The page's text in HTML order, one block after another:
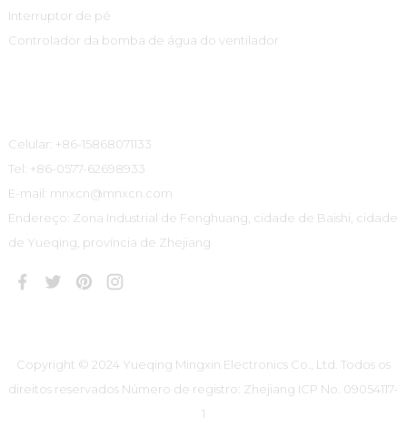
Interruptor de pé
Controlador da bomba de água do ventilador
Celular: +86-15868071133
Tel: +86-0577-62698933
E-mail: mnxcn@mnxcn.com
Endereço: Zona Industrial de Fenghuang, cidade de Baishi, cidade
de Yueqing, província de Zhejiang
Copyright © 2024 Yueqing Mingxin Electronics Co., Ltd. Todos os
direitos reservados Número de registro: Zhejiang ICP No. 09054117-
1